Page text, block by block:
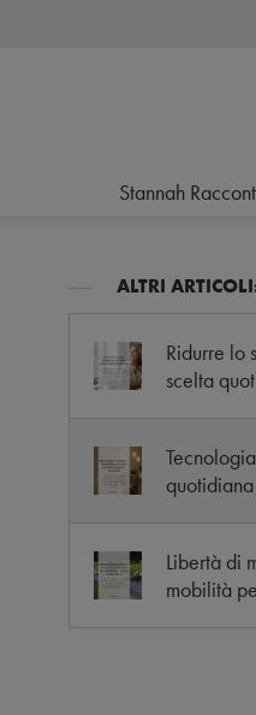
Stannah
ALTRI
Ridurre lo
scelta
Libertà di
mobilità